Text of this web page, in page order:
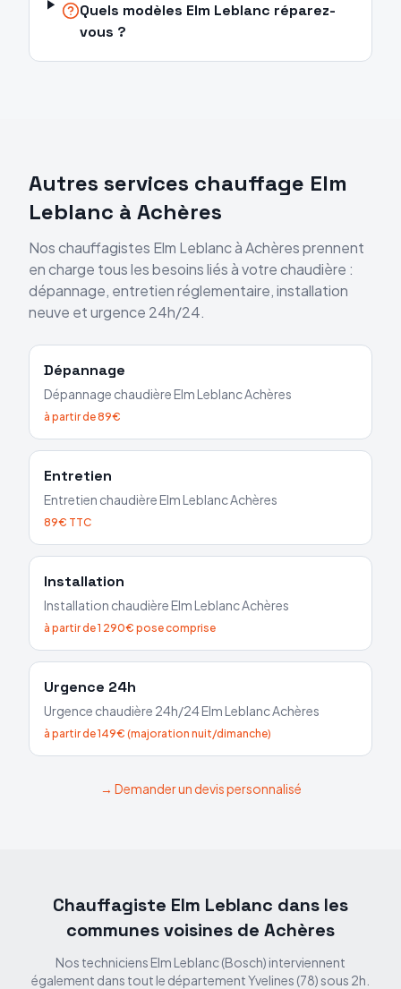
Quels modèles Elm Leblanc réparez-
vous ?
Autres services chauffage Elm
Leblanc à Achères
Nos chauffagistes Elm LeblancàAchèresprennent
en charge tous les besoins liés à votre chaudière :
dépannage, entretien réglementaire, installation
neuve et urgence 24h/24.
Dépannage
Dépannage chaudièreElm LeblancAchères
à partir de 89€
Entretien
Entretien chaudièreElm LeblancAchères
89€ TTC
Installation
Installation chaudièreElm LeblancAchères
à partir de 1 290€ pose comprise
Urgence 24h
Urgence chaudière 24h/24Elm LeblancAchères
à partir de 149€ (majoration nuit/dimanche)
→ Demander un devis personnalisé
Chauffagiste Elm Leblanc dans les
communes voisines de Achères
Nos techniciens Elm Leblanc (Bosch) interviennent
également dans tout le départementYvelines (78) sous 2h.